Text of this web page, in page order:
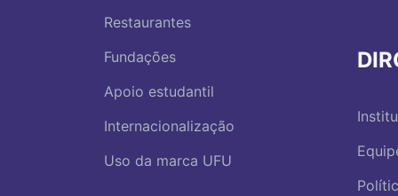
Restaurantes
Fundações
Apoio estudantil
Internacionalização
Uso da marca UFU